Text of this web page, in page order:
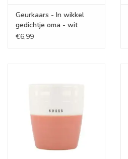
Geurkaars - In wikkel
gedichtje oma - wit
€6,99